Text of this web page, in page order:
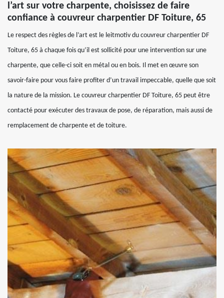
l’art sur votre charpente, choisissez de faire
confiance à couvreur charpentier DF Toiture, 65
Le respect des règles de l’art est le leitmotiv du couvreur charpentier DF
Toiture, 65 à chaque fois qu’il est sollicité pour une intervention sur une
charpente, que celle-ci soit en métal ou en bois. Il met en œuvre son
savoir-faire pour vous faire profiter d’un travail impeccable, quelle que soit
la nature de la mission. Le couvreur charpentier DF Toiture, 65 peut être
contacté pour exécuter des travaux de pose, de réparation, mais aussi de
remplacement de charpente et de toiture.